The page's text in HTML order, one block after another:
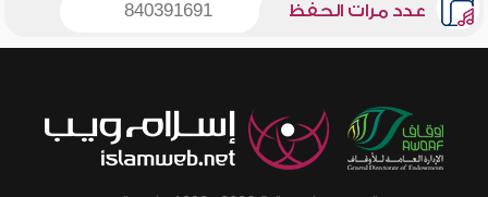
عدد مرات الحفظ 840391691